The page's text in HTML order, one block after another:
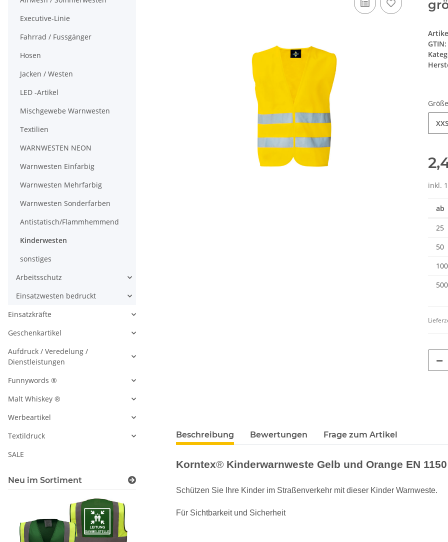
GTIN:
Größe
inkl.
ab
25
50
100
500
Beschreibung Bewertungen Frage zum Artikel
Korntex® Kinderwarnweste Gelb und Orange EN
Schützen Sie Ihre Kinder im Straßenverkehr mit dieser Kinder Warnweste.
Für Sichtbarkeit und Sicherheit
Executive-Linie
Fahrrad / Fussgänger
Hosen
Jacken / Westen
LED -Artikel
Mischgewebe Warnwesten
Textilien
WARNWESTEN NEON
Warnwesten Einfarbig
Warnwesten Mehrfarbig
Warnwesten Sonderfarben
Antistatisch/Flammhemmend
Kinderwesten
sonstiges
Arbeitsschutz
Einsatzwesten bedruckt
Einsatzkräfte
Geschenkartikel
Aufdruck / Veredelung /
Dienstleistungen
Funnywords ®
Malt Whiskey ®
Werbeartikel
Textildruck
SALE
Neu im Sortiment